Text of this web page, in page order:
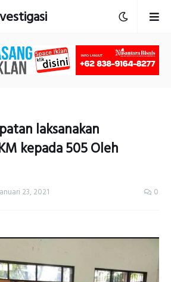
laksanakan
kepada 505 Oleh
23, 2021 0